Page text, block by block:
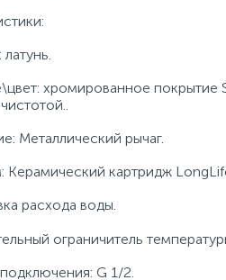
хромированное покрытие
Металлический рычаг.
Керамический картридж
расхода воды.
ограничитель
G 1/2.